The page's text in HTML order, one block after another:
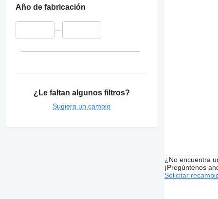
Año de fabricación
–
¿Le faltan algunos filtros?
Sugiera un cambio
¿No encuentra
¡Pregúntenos
Solicitar